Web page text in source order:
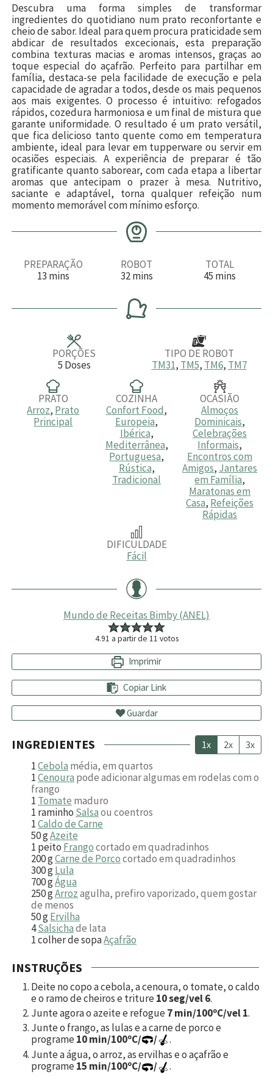
Descubra uma forma simples de transformar
ingredientes do quotidiano num prato reconfortante e
cheio de sabor. Ideal para quem procura praticidade sem
abdicar de resultados excecionais, esta preparação
combina texturas macias e aromas intensos, graças ao
toque especial do açafrão. Perfeito para partilhar em
família, destaca-se pela facilidade de execução e pela
capacidade de agradar a todos, desde os mais pequenos
aos mais exigentes. O processo é intuitivo: refogados
rápidos, cozedura harmoniosa e um final de mistura que
garante uniformidade. O resultado é um prato versátil,
que fica delicioso tanto quente como em temperatura
ambiente, ideal para levar em tupperware ou servir em
ocasiões especiais. A experiência de preparar é tão
gratificante quanto saborear, com cada etapa a libertar
aromas que antecipam o prazer à mesa. Nutritivo,
saciante e adaptável, torna qualquer refeição num
momento memorável com mínimo esforço.
PREPARAÇÃO
13m
u
mins
ROBOT
32m
n
u
t
mins
TOTAL
45 m
u
mins
PORÇÕES
5 Doses
TIPO DE ROBOT
TM31, TM5, TM6, TM7
PRATO
Arroz, Prato
Principal
COZINHA
Confort Food,
Europeia,
Ibérica,
Mediterrânea,
Portuguesa,
Rústica,
Tradicional
OCASIÃO
Almoços
Dominicais,
Celebrações
Informais,
Encontros com
Amigos, Jantares
em Família,
Maratonas em
Casa, Refeições
Rápidas
DIFICULDADE
Fácil
Mundo de Receitas Bimby (ANEL)
4.91 a partir de 11 votos
Imprimir
Copiar Link
Guardar
INGREDIENTES 1x 2x 3x
1Cebola média, em quartos
1Cenoura pode adicionar algumas em rodelas com o
frango
1 Tomate maduro
1 raminho Salsaou coentros
1Caldo de Carne
50gAzeite
1 peito Frangocortado em quadradinhos
200gCarne de Porcocortado em quadradinhos
300gLula
700gÁgua
250gArrozagulha, prefiro vaporizado, quem gostar
de menos
50gErvilha
4Salsichade lata
1colher de sopaAçafrão
INSTRUÇÕES
Deite no copo a cebola, a cenoura, o tomate, o caldo
e o ramo de cheiros e triture10 seg/vel 6.
Junte agora o azeite e refogue7 min/100ºC/vel 1.
Junte o frango, as lulas e a carne de porco e
programe10 min/100ºC/ /
.
Junte a água, o arroz, as ervilhas e o açafrão e
programe15 min/100ºC/ /
.